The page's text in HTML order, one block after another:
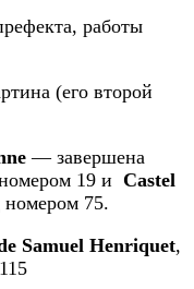
работы
(его второй
— завершена
19 и Castel
номером 75.
Samuel Henriquet,